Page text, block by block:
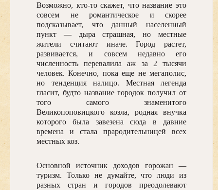
Возможно, кто-то скажет, что название это
совсем не романтическое и скорее
подсказывает, что данный населенный
пункт — дыра страшная, но местные
жители считают иначе. Город растет,
развивается, и совсем недавно его
численность перевалила аж за 2 тысячи
человек. Конечно, пока еще не мегаполис,
но тенденция налицо. Местная легенда
гласит, будто название городок получил от
того самого знаменитого
Великопоповицкого козла, родная внучка
которого была завезена сюда в давние
времена и стала прародительницей всех
местных коз.
Основной источник доходов горожан —
туризм. Только не думайте, что люди из
разных стран и городов преодолевают